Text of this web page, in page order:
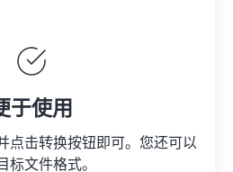
于使用
点击转换按钮即可。您还可以
标文件格式。